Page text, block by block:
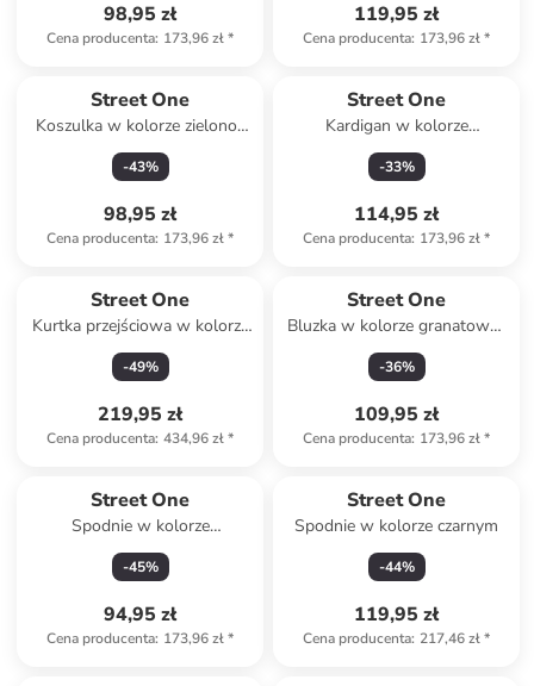
98,95 zł
Cena producenta: 173,96 zł*
119,95 zł
Cena producenta: 173,96 zł*
Street One
Koszulka w kolorze zielono-
błękitno-różowym
-43%
98,95 zł
Cena producenta: 173,96 zł*
Street One
Kardigan w kolorze
granatowym
-33%
114,95 zł
Cena producenta: 173,96 zł*
Street One
Kurtka przejściowa w kolorze
khaki
-49%
219,95 zł
Cena producenta: 434,96 zł*
Street One
Bluzka w kolorze granatowo-
białym
-36%
109,95 zł
Cena producenta: 173,96 zł*
Street One
Spodnie w kolorze
granatowym
-45%
94,95 zł
Cena producenta: 173,96 zł*
Street One
Spodnie w kolorze czarnym
-44%
119,95 zł
Cena producenta: 217,46 zł*